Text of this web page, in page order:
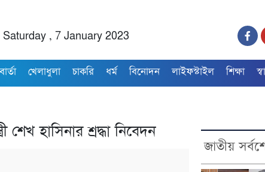
Saturday , 7 January 2023
খেলাধুলা চাকরি ধর্ম বিনোদন লাইফস্টাইল শিক্ষা
শেখ হাসিনার শ্রদ্ধা নিবেদন
জাতীয়